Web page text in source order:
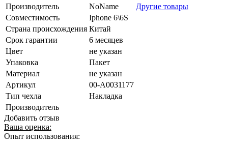
Производитель
NoName
Другие товары
Совместимость
Iphone 6\6S
Страна происхождения Китай
Срок гарантии
6 месяцев
Цвет
не указан
Упаковка
Пакет
Материал
не указан
Артикул
00-А0031177
Тип чехла
Накладка
Производитель
Добавить отзыв
Ваша оценка:
Опыт использования: